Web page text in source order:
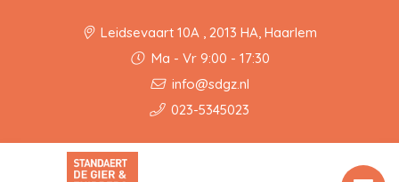
Leidsevaart 10A , 2013 HA, Haarlem
Ma - Vr 9:00 - 17:30
info@sdgz.nl
023-5345023